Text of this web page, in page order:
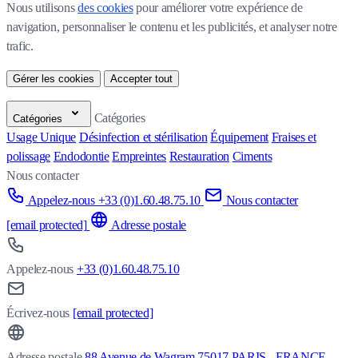
Nous utilisons des cookies pour améliorer votre expérience de
navigation, personnaliser le contenu et les publicités, et analyser notre
trafic.
Gérer les cookies Accepter tout
Catégories
Catégories
Usage Unique Désinfection et stérilisation Équipement Fraises et
polissage Endodontie Empreintes Restauration Ciments
Nous contacter
Appelez-nous +33 (0)1.60.48.75.10
Nous contacter
[email protected]
Adresse postale
Appelez-nous +33 (0)1.60.48.75.10
Écrivez-nous [email protected]